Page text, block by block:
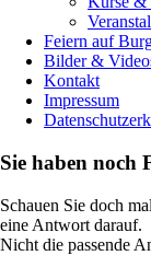
Feiern auf
Bilder &
Kontakt
Impressum
Sie haben noch
Schauen Sie doch
eine Antwort darauf.
Nicht die passende